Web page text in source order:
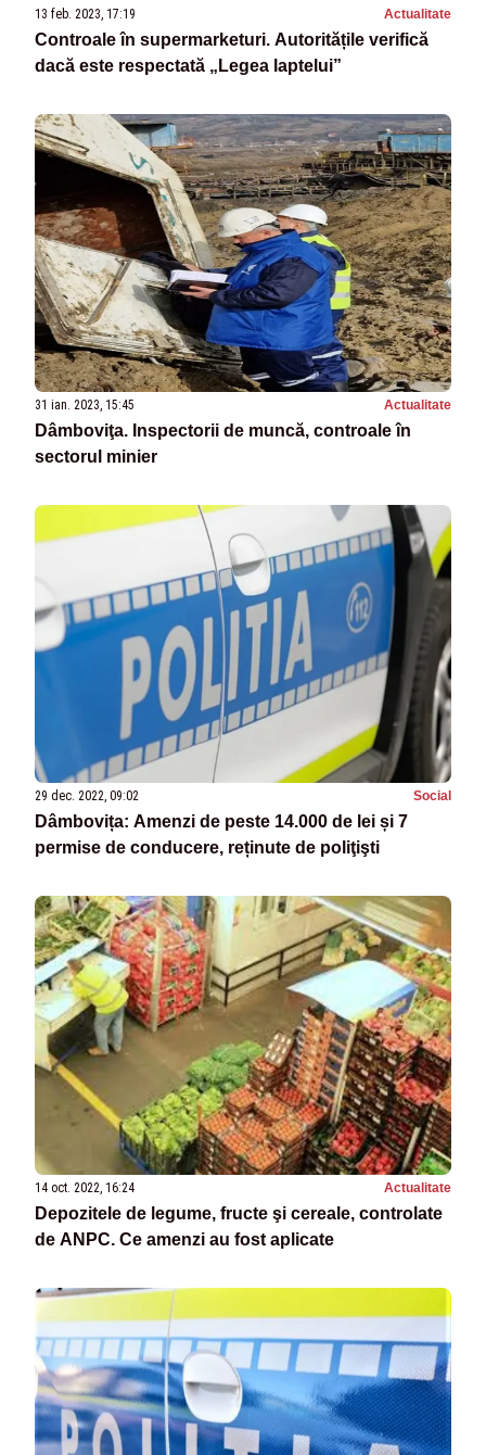
13 feb. 2023, 17:19 Actualitate
Controale în supermarketuri. Autoritățile verifică
dacă este respectată „Legea laptelui”
31 ian. 2023, 15:45 Actualitate
Dâmboviţa. Inspectorii de muncă, controale în
sectorul minier
29 dec. 2022, 09:02 Social
Dâmbovița: Amenzi de peste 14.000 de lei și 7
permise de conducere, reținute de poliţişti
14 oct. 2022, 16:24 Actualitate
Depozitele de legume, fructe şi cereale, controlate
de ANPC. Ce amenzi au fost aplicate